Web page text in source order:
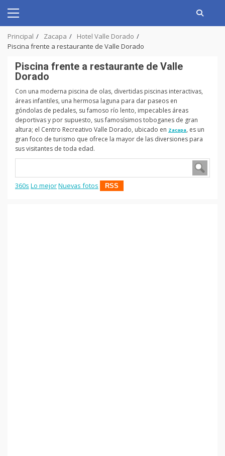
content
Primary
Principal Zacapa
Hotel Valle Dorado
Piscina frente a restaurante de Valle Dorado
Piscina frente a restaurante de Valle
Dorado
Con una moderna piscina de olas, divertidas piscinas interactivas,
áreas infantiles, una hermosa laguna para dar paseos en
góndolas de pedales, su famoso río lento, impecables áreas
deportivas y por supuesto, sus famosísimos toboganes de gran
altura; el Centro Recreativo Valle Dorado, ubicado en Zacapa, es un
gran foco de turismo que ofrece la mayor de las diversiones para
sus visitantes de toda edad.
360s Lo mejorNuevas fotos RSS